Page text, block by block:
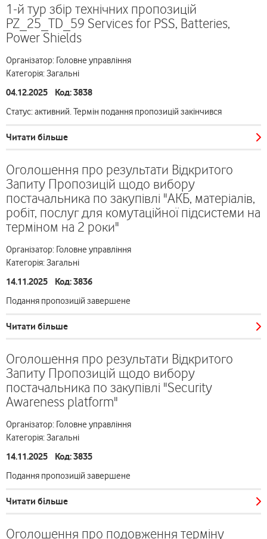
1-й тур збір технічних пропозицій
PZ_25_TD_59 Services for PSS, Batteries,
Power Shields
Організатор: Головне управління
Категорія: Загальні
04.12.2025 Код: 3838
Статус: активний. Термін подання пропозицій закінчився
Читати більше
Оголошення про результати Відкритого
Запиту Пропозицій щодо вибору
постачальника по закупівлі "АКБ, матеріалів,
робіт, послуг для комутаційної підсистеми на
терміном на 2 роки"
Організатор: Головне управління
Категорія: Загальні
14.11.2025 Код: 3836
Подання пропозицій завершене
Читати більше
Оголошення про результати Відкритого
Запиту Пропозицій щодо вибору
постачальника по закупівлі "Security
Awareness platform"
Організатор: Головне управління
Категорія: Загальні
14.11.2025 Код: 3835
Подання пропозицій завершене
Читати більше
Оголошення про подовження терміну